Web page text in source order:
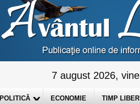
7 august 2026,
POLITICĂ ECONOMIE TIMP LIBER